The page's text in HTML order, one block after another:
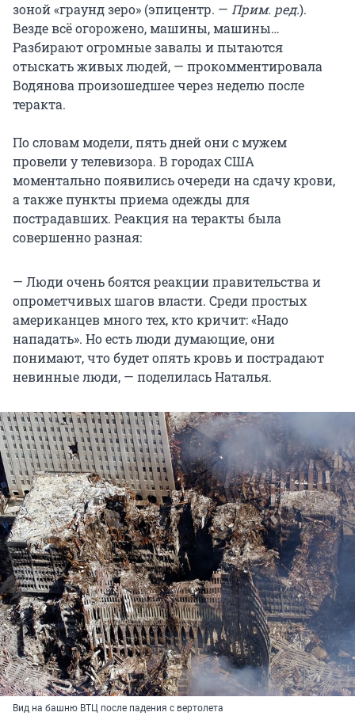
зоной «граунд зеро» (эпицентр. — Прим. ред.).
Везде всё огорожено, машины, машины…
Разбирают огромные завалы и пытаются
отыскать живых людей, — прокомментировала
Водянова произошедшее через неделю после
теракта.
По словам модели, пять дней они с мужем
провели у телевизора. В городах США
моментально появились очереди на сдачу крови,
а также пункты приема одежды для
пострадавших. Реакция на теракты была
совершенно разная:
— Люди очень боятся реакции правительства и
опрометчивых шагов власти. Среди простых
американцев много тех, кто кричит: «Надо
нападать». Но есть люди думающие, они
понимают, что будет опять кровь и пострадают
невинные люди, — поделилась Наталья.
Вид на башню ВТЦ после падения с вертолета